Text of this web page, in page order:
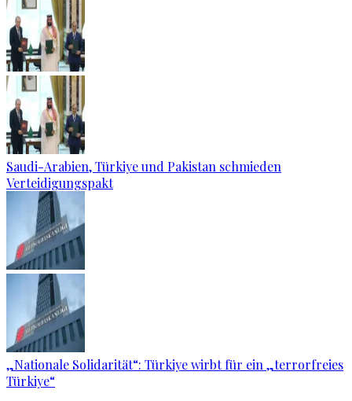
Saudi-Arabien, Türkiye und Pakistan schmieden
Verteidigungspakt
„Nationale Solidarität“: Türkiye wirbt für ein „terrorfreies
Türkiye“